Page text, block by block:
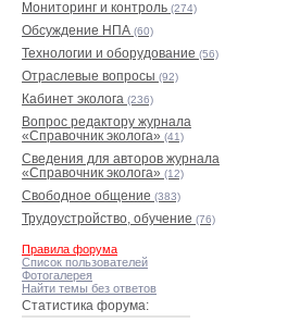
Мониторинг и контроль (274)
Обсуждение НПА (60)
Технологии и оборудование (56)
Отраслевые вопросы (92)
Кабинет эколога (236)
Вопрос редактору журнала
«Справочник эколога» (41)
Сведения для авторов журнала
«Справочник эколога» (12)
Свободное общение (383)
Трудоустройство, обучение (76)
Правила форума
Список пользователей
Фотогалерея
Найти темы без ответов
Статистика форума: